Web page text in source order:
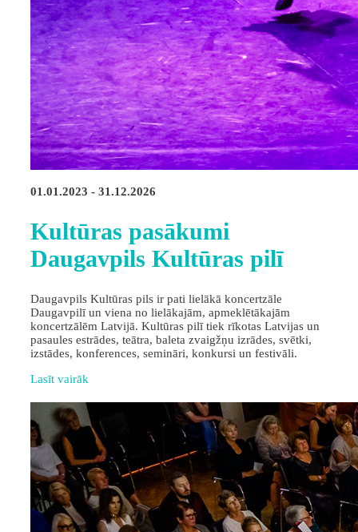
01.01.2023 - 31.12.2026
Kultūras pasākumi
Daugavpils Kultūras pilī
Daugavpils Kultūras pils ir pati lielākā koncertzāle
Daugavpilī un viena no lielākajām, apmeklētākajām
koncertzālēm Latvijā. Kultūras pilī tiek rīkotas Latvijas un
pasaules estrādes, teātra, baleta zvaigžņu izrādes, svētki,
izstādes, konferences, semināri, konkursi un festivāli.
Lasīt vairāk